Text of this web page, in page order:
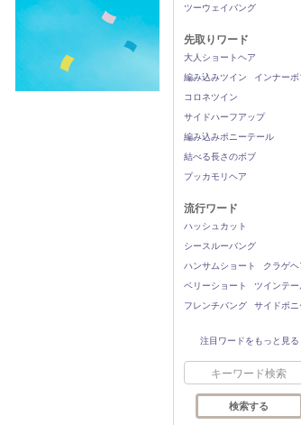
ツーウェイバング
先取りワード
大人ショートヘア
編み込みツイン
インナーボ
コロネツイン
サイドハーフアップ
編み込みポニーテール
結べる長さのボブ
プッカモリヘア
流行ワード
ハッシュカット
シースルーバング
ハンサムショート
クラゲヘ
ベリーショート
ツインテー
フレンチバング
サイドポニ
注目ワードをもっと見る